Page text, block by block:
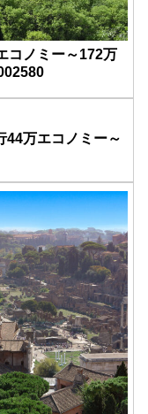
コノミー～172万
44万エコノミー～